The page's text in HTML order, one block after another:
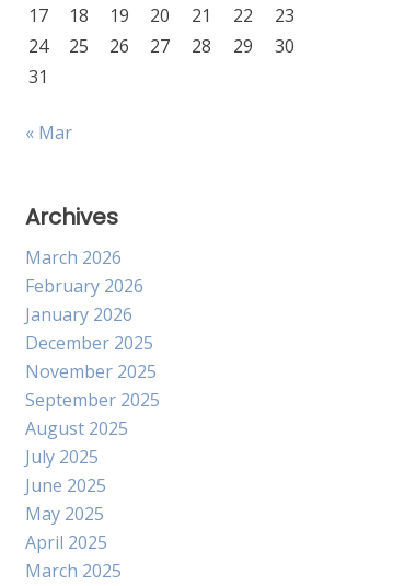
17
18 19 20 21 22
23
24
25 26 27 28 29
30
31
« Mar
Archives
March 2026
February 2026
January 2026
December 2025
November 2025
September 2025
August 2025
July 2025
June 2025
May 2025
April 2025
March 2025